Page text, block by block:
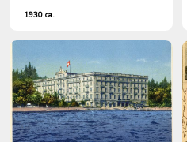
1930 ca.